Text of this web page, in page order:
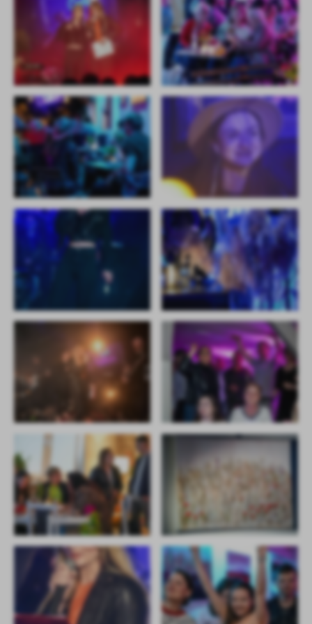
Firmy te działają w charakterze pośredników prezentujących nasze
treści w postaci wiadomości, ofert, komunikatów mediów
społecznościowych.